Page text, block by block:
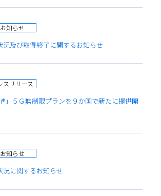
お知らせ
況及び取得終了に関するお知らせ
スリリース
」５Ｇ無制限プランを９か国で新たに提供開
お知らせ
況に関するお知らせ